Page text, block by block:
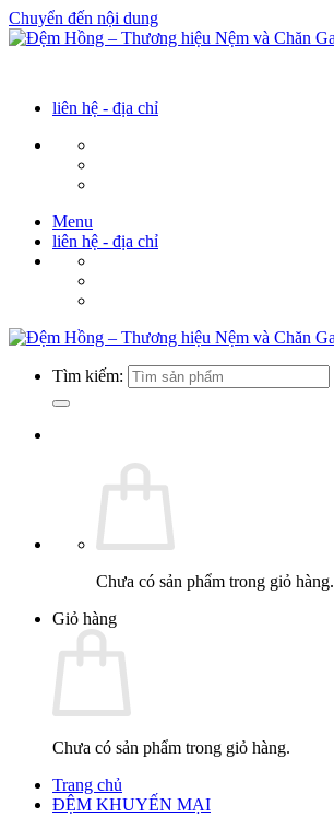
Chuyển đến nội dung
liên hệ - địa chỉ
Menu
liên hệ - địa chỉ
Tìm kiếm:
Chưa có sản phẩm trong giỏ hàng.
Giỏ hàng
Chưa có sản phẩm trong giỏ hàng.
Trang chủ
ĐỆM KHUYẾN MẠI